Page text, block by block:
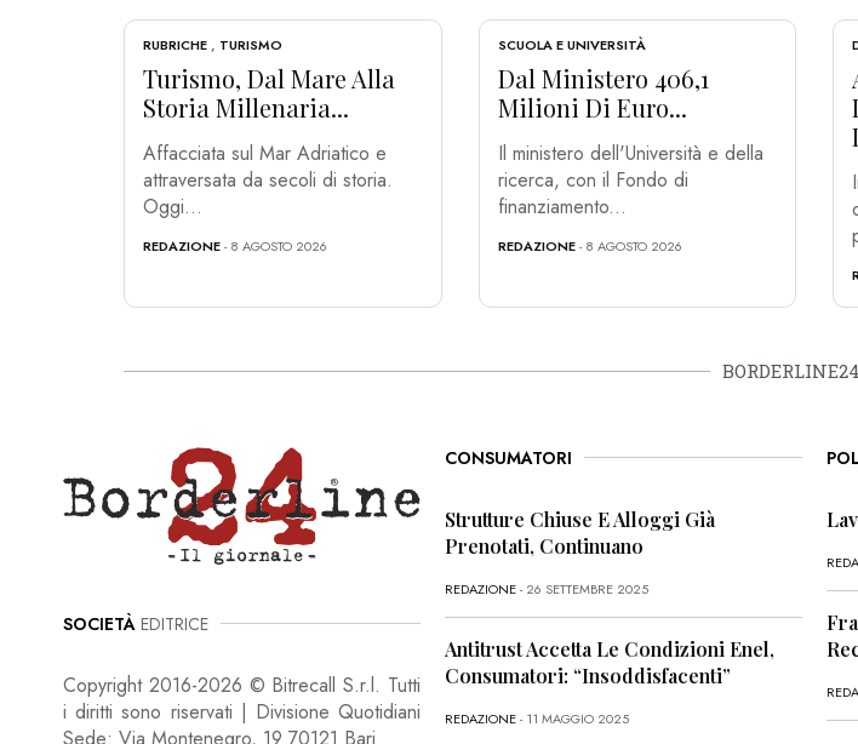
RUBRICHE , TURISMO
Turismo, Dal Mare Alla
Storia Millenaria...
Affacciata sul Mar Adriatico e
attraversata da secoli di storia.
Oggi...
REDAZIONE- 8 AGOSTO 2026
SCUOLA E UNIVERSITÀ
Dal Ministero 406,1
Milioni Di Euro...
Il ministero dell'Università e della
ricerca, con il Fondo di
finanziamento...
REDAZIONE- 8 AGOSTO 2026
SOCIETÀ EDITRICE
Copyright 2016-2026 © Bitrecall S.r.l. Tutti
i diritti sono riservati | Divisione Quotidiani
Sede: Via Montenegro, 19 70121 Bari
CONSUMATORI
Strutture Chiuse E Alloggi Già
Prenotati, Continuano
REDAZIONE- 26 SETTEMBRE 2025
Antitrust Accetta Le Condizioni Enel,
Consumatori: “Insoddisfacenti”
REDAZIONE- 11 MAGGIO 2025